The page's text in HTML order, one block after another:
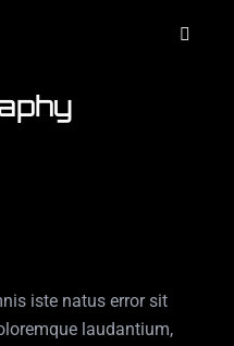
iste natus error sit
laudantium,